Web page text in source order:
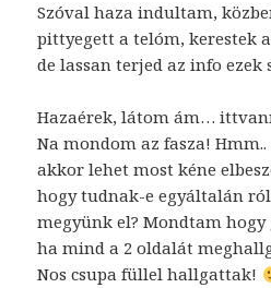
Szóval haza indultam,
pittyegett a telóm, kerestek
de lassan terjed az info ezek
Hazaérek, látom ám…
Na mondom az fasza!
akkor lehet most kéne
hogy tudnak-e egyáltalán
megyünk el? Mondtam
ha mind a 2 oldalát
Nos csupa füllel hallgattak!